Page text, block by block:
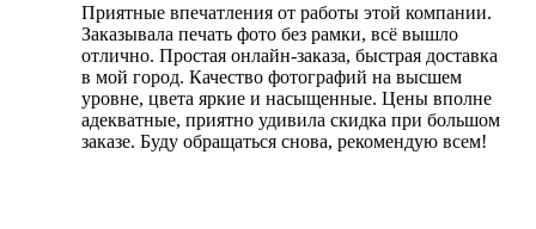
Приятные впечатления от работы этой компании.
Заказывала печать фото без рамки, всё вышло
отлично. Простая онлайн-заказа, быстрая доставка
в мой город. Качество фотографий на высшем
уровне, цвета яркие и насыщенные. Цены вполне
адекватные, приятно удивила скидка при большом
заказе. Буду обращаться снова, рекомендую всем!